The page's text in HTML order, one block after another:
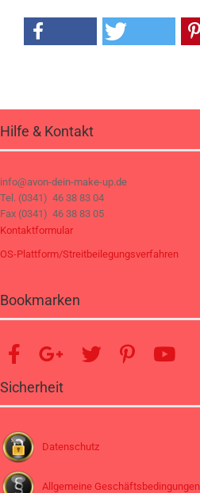
Hilfe & Kontakt
info@avon-dein-make-up.de
Tel. (0341) 46 38 83 04
Fax (0341) 46 38 83 05
Kontaktformular
OS-Plattform/Streitbeilegungsverfahren
Bookmarken
Sicherheit
Datenschutz
Allgemeine Geschäftsbedingungen